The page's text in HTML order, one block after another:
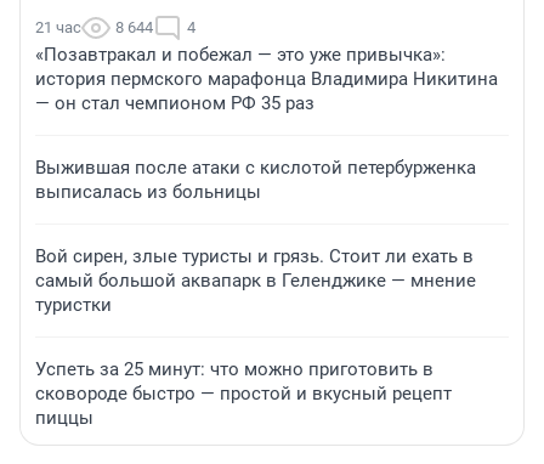
21 час 8 644 4
«Позавтракал и побежал — это уже привычка»:
история пермского марафонца Владимира Никитина
— он стал чемпионом РФ 35 раз
Выжившая после атаки с кислотой петербурженка
выписалась из больницы
Вой сирен, злые туристы и грязь. Стоит ли ехать в
самый большой аквапарк в Геленджике — мнение
туристки
Успеть за 25 минут: что можно приготовить в
сковороде быстро — простой и вкусный рецепт
пиццы